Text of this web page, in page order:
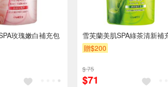
玫瑰嫩白補充包
雪芙蘭美肌SPA綠茶清新補
贈$200
$ 75
$71